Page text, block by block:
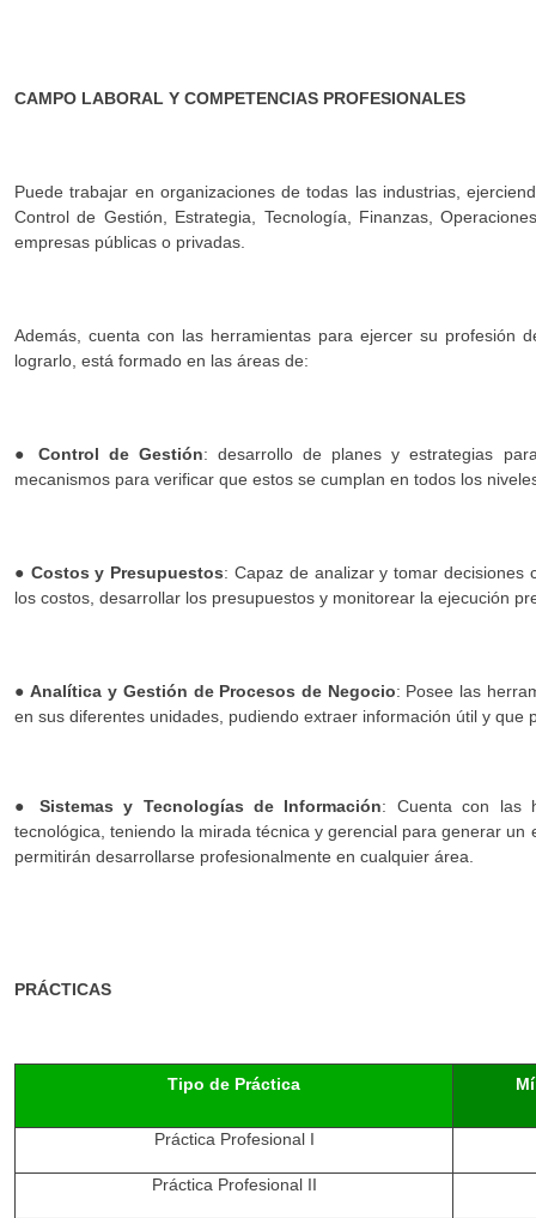
CAMPO LABORAL Y COMPETENCIAS PROFESIONALES
Puede trabajar en organizaciones de todas las industrias,
Control de Gestión, Estrategia, Tecnología, Finanzas,
empresas públicas o privadas.
Además, cuenta con las herramientas para ejercer su profesión
lograrlo, está formado en las áreas de:
●Control de Gestión: desarrollo de planes y estrategias
mecanismos para verificar que estos se cumplan en todos los
● Costos y Presupuestos: Capaz de analizar y tomar decisiones
los costos, desarrollar los presupuestos y monitorear la ejecución
●Analítica y Gestión de Procesos de Negocio: Posee las
en sus diferentes unidades, pudiendo extraer información útil y que
● Sistemas y Tecnologías de Información: Cuenta con las
tecnológica, teniendo la mirada técnica y gerencial para generar
permitirán desarrollarse profesionalmente en cualquier área.
PRÁCTICAS
Tipo de Práctica
Práctica Profesional I
Práctica Profesional II